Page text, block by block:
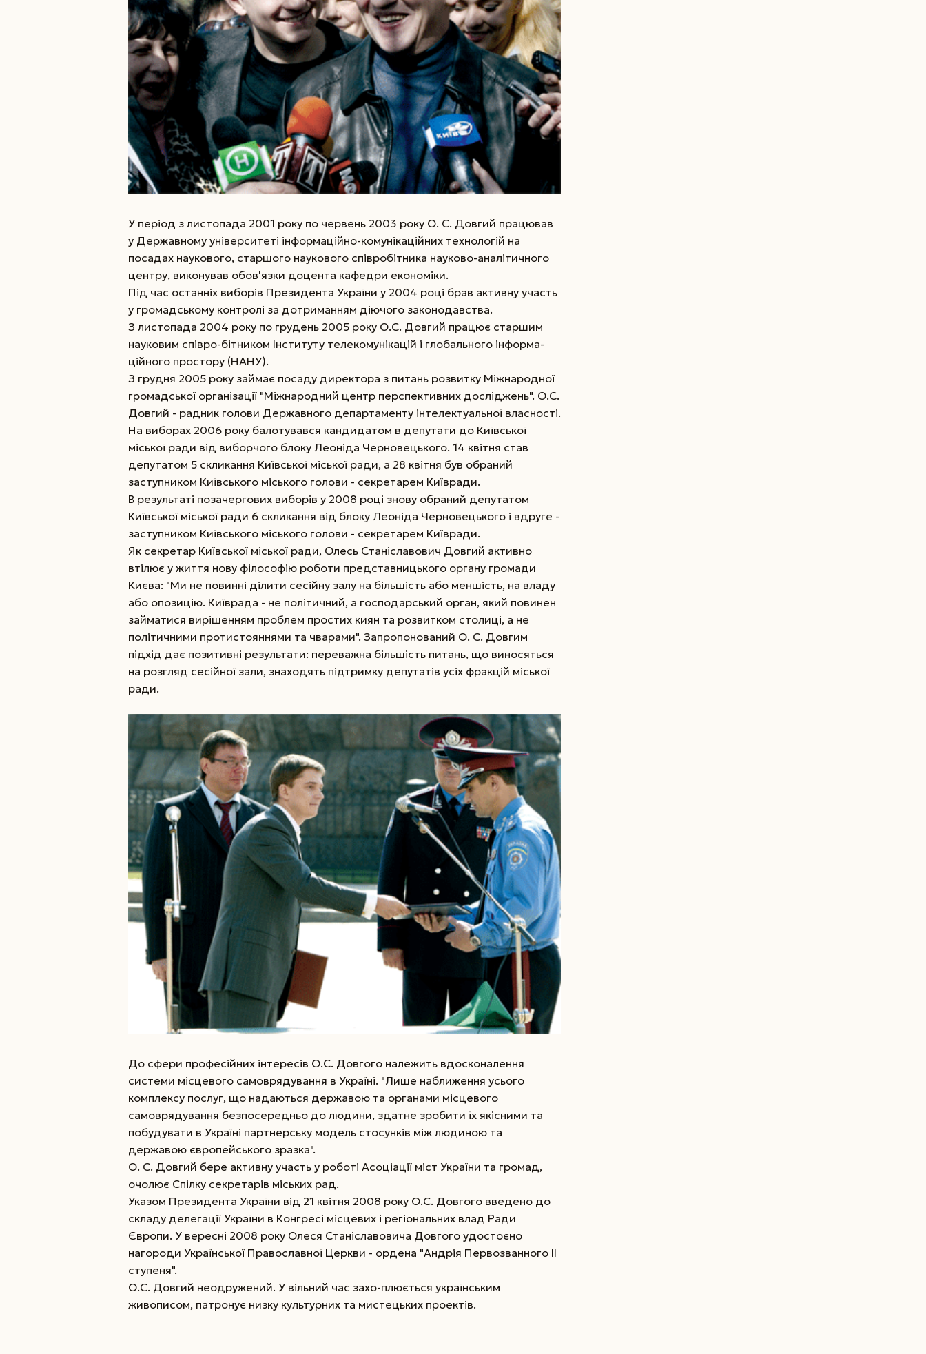
У період з листопада 2001 року по червень 2003 року О. С. Довгий працював
у Державному університеті інформаційно-комунікаційних технологій на
посадах наукового, старшого наукового співробітника науково-аналітичного
центру, виконував обов'язки доцента кафедри економіки.
Під час останніх виборів Президента України у 2004 році брав активну участь
у громадському контролі за дотриманням діючого законодавства.
З листопада 2004 року по грудень 2005 року О.С. Довгий працює старшим
науковим співро-бітником Інституту телекомунікацій і глобального інформа-
ційного простору (НАНУ).
З грудня 2005 року займає посаду директора з питань розвитку Міжнародної
громадської організації "Міжнародний центр перспективних досліджень". О.С.
Довгий - радник голови Державного департаменту інтелектуальної власності.
На виборах 2006 року балотувався кандидатом в депутати до Київської
міської ради від виборчого блоку Леоніда Черновецького. 14 квітня став
депутатом 5 скликання Київської міської ради, а 28 квітня був обраний
заступником Київського міського голови - секретарем Київради.
В результаті позачергових виборів у 2008 році знову обраний депутатом
Київської міської ради 6 скликання від блоку Леоніда Черновецького і вдруге -
заступником Київського міського голови - секретарем Київради.
Як секретар Київської міської ради, Олесь Станіславович Довгий активно
втілює у життя нову філософію роботи представницького органу громади
Києва: "Ми не повинні ділити сесійну залу на більшість або меншість, на владу
або опозицію. Київрада - не політичний, а господарський орган, який повинен
займатися вирішенням проблем простих киян та розвитком столиці, а не
політичними протистояннями та чварами". Запропонований О. С. Довгим
підхід дає позитивні результати: переважна більшість питань, що виносяться
на розгляд сесійної зали, знаходять підтримку депутатів усіх фракцій міської
ради.
До сфери професійних інтересів О.С. Довгого належить вдосконалення
системи місцевого самоврядування в Україні. "Лише наближення усього
комплексу послуг, що надаються державою та органами місцевого
самоврядування безпосередньо до людини, здатне зробити їх якісними та
побудувати в Україні партнерську модель стосунків між людиною та
державою європейського зразка".
О. С. Довгий бере активну участь у роботі Асоціації міст України та громад,
очолює Спілку секретарів міських рад.
Указом Президента України від 21 квітня 2008 року О.С. Довгого введено до
складу делегації України в Конгресі місцевих і регіональних влад Ради
Європи. У вересні 2008 року Олеся Станіславовича Довгого удостоєно
нагороди Української Православної Церкви - ордена "Андрія Первозванного ІІ
ступеня".
О.С. Довгий неодружений. У вільний час захо-плюється українським
живописом, патронує низку культурних та мистецьких проектів.